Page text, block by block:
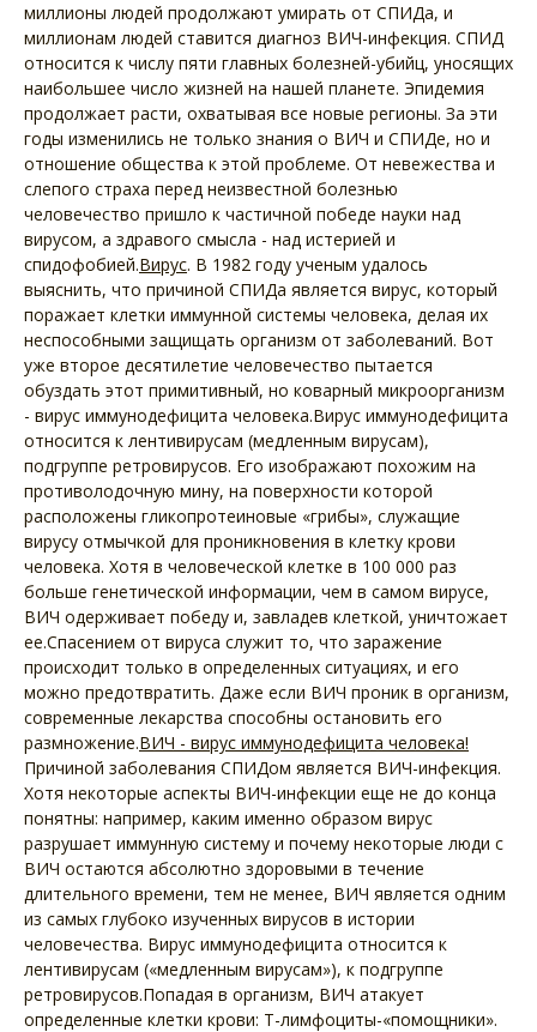
миллионы людей продолжают умирать от СПИДа, и
миллионам людей ставится диагноз ВИЧ-инфекция. СПИД
относится к числу пяти главных болезней-убийц, уносящих
наибольшее число жизней на нашей планете. Эпидемия
продолжает расти, охватывая все новые регионы. За эти
годы изменились не только знания о ВИЧ и СПИДе, но и
отношение общества к этой проблеме. От невежества и
слепого страха перед неизвестной болезнью
человечество пришло к частичной победе науки над
вирусом, а здравого смысла - над истерией и
спидофобией.Вирус. В 1982 году ученым удалось
выяснить, что причиной СПИДа является вирус, который
поражает клетки иммунной системы человека, делая их
неспособными защищать организм от заболеваний. Вот
уже второе десятилетие человечество пытается
обуздать этот примитивный, но коварный микроорганизм
- вирус иммунодефицита человека.Вирус иммунодефицита
относится к лентивирусам (медленным вирусам),
подгруппе ретровирусов. Его изображают похожим на
противолодочную мину, на поверхности которой
расположены гликопротеиновые «грибы», служащие
вирусу отмычкой для проникновения в клетку крови
человека. Хотя в человеческой клетке в 100 000 раз
больше генетической информации, чем в самом вирусе,
ВИЧ одерживает победу и, завладев клеткой, уничтожает
ее.Спасением от вируса служит то, что заражение
происходит только в определенных ситуациях, и его
можно предотвратить. Даже если ВИЧ проник в организм,
современные лекарства способны остановить его
размножение.ВИЧ - вирус иммунодефицита человека!
Причиной заболевания СПИДом является ВИЧ-инфекция.
Хотя некоторые аспекты ВИЧ-инфекции еще не до конца
понятны: например, каким именно образом вирус
разрушает иммунную систему и почему некоторые люди с
ВИЧ остаются абсолютно здоровыми в течение
длительного времени, тем не менее, ВИЧ является одним
из самых глубоко изученных вирусов в истории
человечества. Вирус иммунодефицита относится к
лентивирусам («медленным вирусам»), к подгруппе
ретровирусов.Попадая в организм, ВИЧ атакует
определенные клетки крови: Т-лимфоциты-«помощники».